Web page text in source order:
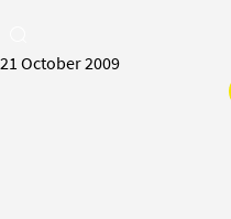
21 October 2009